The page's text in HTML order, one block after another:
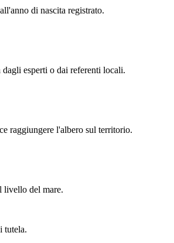
di nascita registrato.
esperti o dai referenti locali.
raggiungere l'albero sul territorio.
livello del mare.
tutela.